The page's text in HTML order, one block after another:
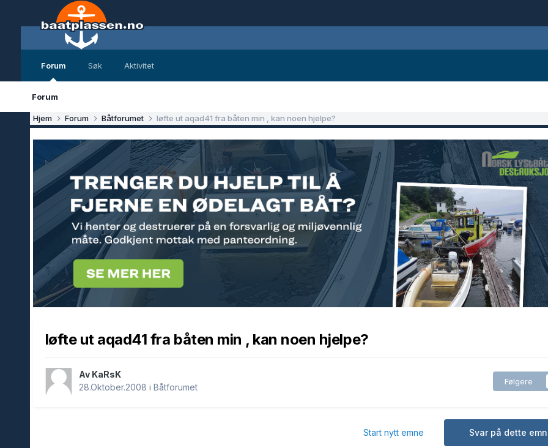
Forum
Forum
Søk Aktivitet
Hjem Forum Båtforumet løfte ut aqad41 fra båten min , kan noen hjelpe?
løfte ut aqad41 fra båten min , kan noen hjelpe?
Av KaRsK
28.Oktober.2008 i Båtforumet
Følgere
Svar på dette
Start nytt emne